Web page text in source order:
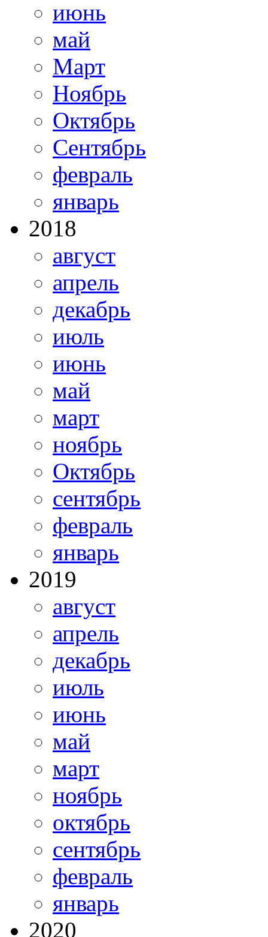
июнь
май
Март
Ноябрь
Октябрь
Сентябрь
февраль
январь
2018
август
апрель
декабрь
июль
июнь
май
март
ноябрь
Октябрь
сентябрь
февраль
январь
2019
август
апрель
декабрь
июль
июнь
май
март
ноябрь
октябрь
сентябрь
февраль
январь
2020